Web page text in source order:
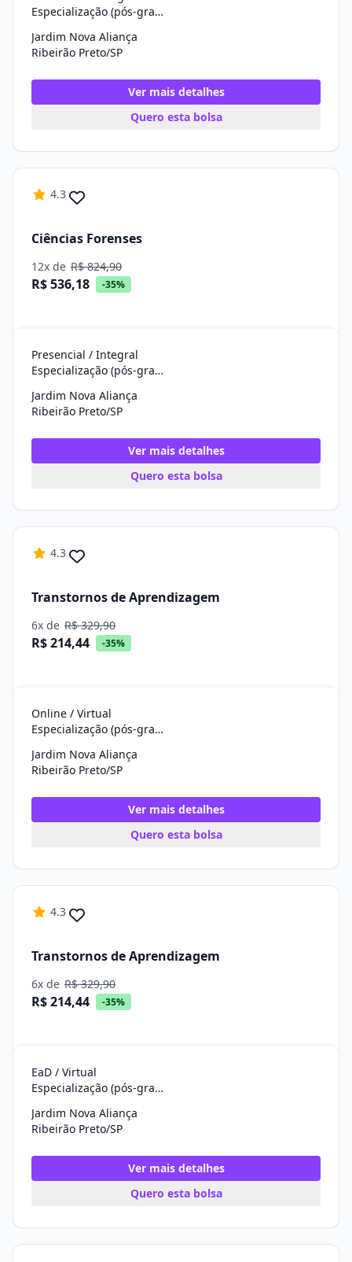
Especialização (pós-graduação)
Jardim Nova Aliança
Ribeirão Preto/SP
Ver mais detalhes
Quero esta bolsa
4.3
Ciências Forenses
12x de R$ 824,90
R$ 536,18 -35%
Presencial / Integral
Especialização (pós-graduação)
Jardim Nova Aliança
Ribeirão Preto/SP
Ver mais detalhes
Quero esta bolsa
4.3
Transtornos de Aprendizagem
6x de R$ 329,90
R$ 214,44 -35%
Online / Virtual
Especialização (pós-graduação)
Jardim Nova Aliança
Ribeirão Preto/SP
Ver mais detalhes
Quero esta bolsa
4.3
Transtornos de Aprendizagem
6x de R$ 329,90
R$ 214,44 -35%
EaD / Virtual
Especialização (pós-graduação)
Jardim Nova Aliança
Ribeirão Preto/SP
Ver mais detalhes
Quero esta bolsa